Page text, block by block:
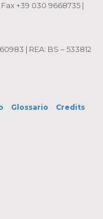
+39 030 9668735 |
| REA: BS – 533812
Glossario Credits